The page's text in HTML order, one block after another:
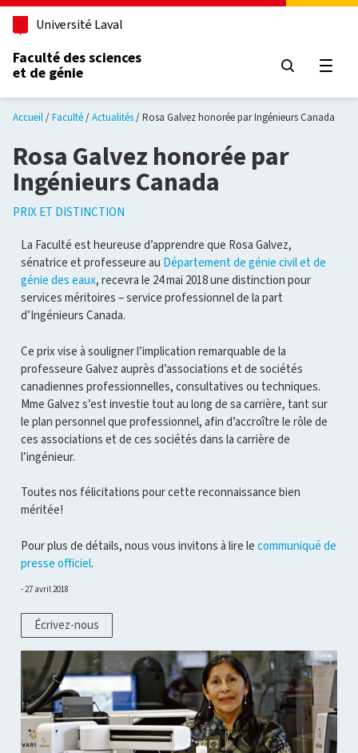
Aller au contenu principal
Université Laval
Faculté des sciences
et de génie
Accueil Faculté Actualités Rosa Galvez honorée par Ingénieurs Canada
Rosa Galvez honorée par
Ingénieurs Canada
PRIX ET DISTINCTION
La Faculté est heureuse d’apprendre que Rosa Galvez,
sénatrice et professeure au Département de génie civil et de
génie des eaux, recevra le 24 mai 2018 une distinction pour
services méritoires – service professionnel de la part
d’Ingénieurs Canada.
Ce prix vise à souligner l’implication remarquable de la
professeure Galvez auprès d’associations et de sociétés
canadiennes professionnelles, consultatives ou techniques.
Mme Galvez s’est investie tout au long de sa carrière, tant sur
le plan personnel que professionnel, afin d’accroître le rôle de
ces associations et de ces sociétés dans la carrière de
l’ingénieur.
Toutes nos félicitations pour cette reconnaissance bien
méritée!
Pour plus de détails, nous vous invitons à lire le communiqué de
presse officiel.
27 avril 2018
Écrivez-nous